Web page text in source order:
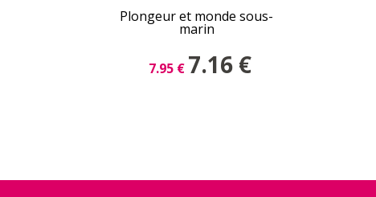
Plongeur et monde sous-
marin
7.95 € 7.16 €